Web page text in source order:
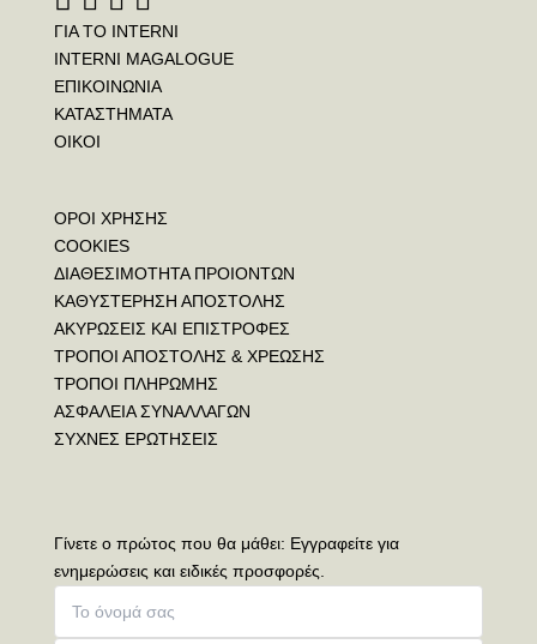
ΓΙΑ ΤΟ INTERNI
INTERNI MAGALOGUE
ΕΠΙΚΟΙΝΩΝΙΑ
ΚΑΤΑΣΤΗΜΑΤΑ
ΟΙΚΟΙ
ΟΡΟΙ ΧΡΗΣΗΣ
COOKIES
ΔΙΑΘΕΣΙΜΟΤΗΤΑ ΠΡΟΙΟΝΤΩΝ
ΚΑΘΥΣΤΕΡΗΣΗ ΑΠΟΣΤΟΛΗΣ
ΑΚΥΡΩΣΕΙΣ ΚΑΙ ΕΠΙΣΤΡΟΦΕΣ
ΤΡΟΠΟΙ ΑΠΟΣΤΟΛΗΣ & ΧΡΕΩΣΗΣ
ΤΡΟΠΟΙ ΠΛΗΡΩΜΗΣ
ΑΣΦΑΛΕΙΑ ΣΥΝΑΛΛΑΓΩΝ
ΣΥΧΝΕΣ ΕΡΩΤΗΣΕΙΣ
Γίνετε ο πρώτος που θα μάθει: Εγγραφείτε για
ενημερώσεις και ειδικές προσφορές.